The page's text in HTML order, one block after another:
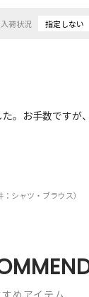
入荷状況 指定しない
。お手数ですが
：シャツ・ブラウス）